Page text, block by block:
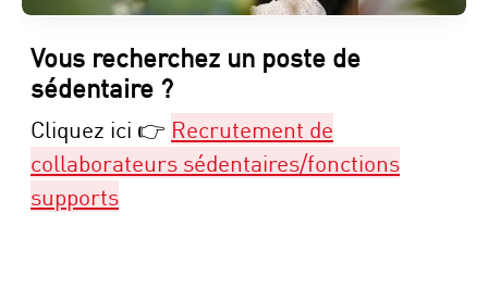
Vous recherchez un poste de
sédentaire ?
Cliquez ici 👉 Recrutement de
collaborateurs sédentaires/fonctions
supports